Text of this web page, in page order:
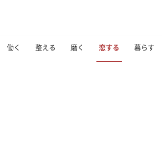
働く 整える 磨く 恋する 暮らす